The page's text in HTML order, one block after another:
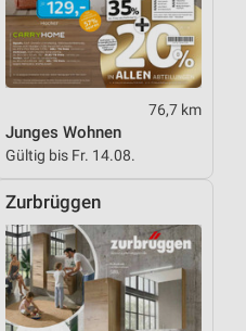
76,7 km
Junges Wohnen
Gültig bis Fr. 14.08.
Zurbrüggen